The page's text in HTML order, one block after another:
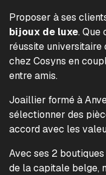
Proposer à ses
bijoux de luxe. Que
réussite universitaire
chez Cosyns en
entre amis.
Joaillier formé à
sélectionner des
accord avec les
Avec ses 2
de la capitale belge,